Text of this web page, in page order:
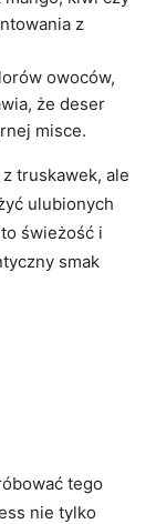
z
owoców,
że deser
misce.
truskawek, ale
ulubionych
świeżość i
smak
tego
nie tylko